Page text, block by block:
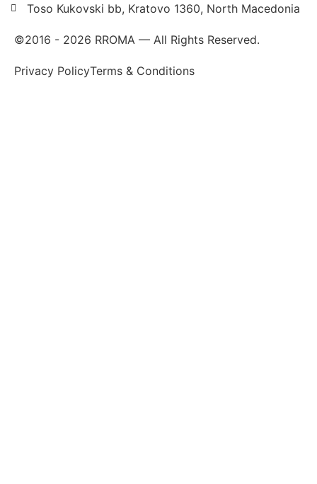
Toso Kukovski bb, Kratovo 1360, North Macedonia
©2016 - 2026 RROMA — All Rights Reserved.
Privacy PolicyTerms & Conditions